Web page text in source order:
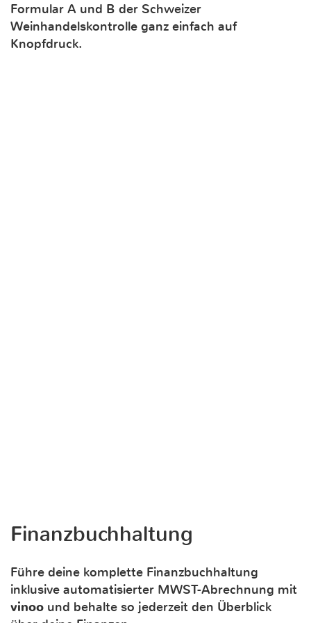
Formular A und B der Schweizer
Weinhandelskontrolle ganz einfach auf
Knopfdruck.
Finanzbuchhaltung
Führe deine komplette Finanzbuchhaltung
inklusive automatisierter MWST-Abrechnung mit
vinoo und behalte so jederzeit den Überblick